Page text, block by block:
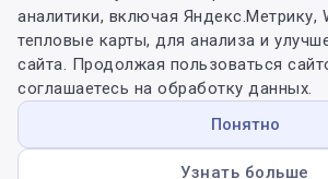
аналитики, включая Яндекс.Метрику,
тепловые карты, для анализа и
сайта. Продолжая пользоваться
соглашаетесь на обработку данных.
Понятно
Узнать больше